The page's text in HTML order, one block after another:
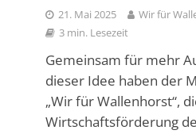
21. Mai 2025
Wir für
3 min. Lesezeit
Gemeinsam für mehr
dieser Idee haben der
„Wir für Wallenhorst“,
Wirtschaftsförderung